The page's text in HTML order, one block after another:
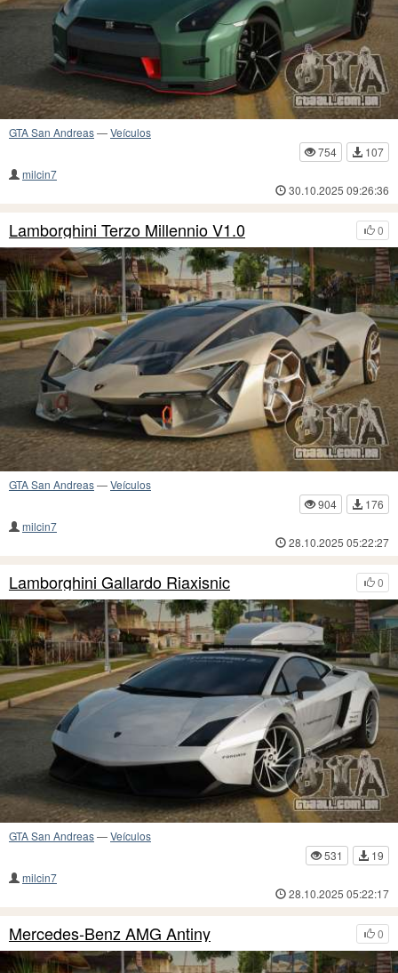
GTA San Andreas—Veículos
754
107
milcin7
30.10.2025 09:26:36
0
Lamborghini Terzo Millennio V1.0
GTA San Andreas—Veículos
904
176
milcin7
28.10.2025 05:22:27
0
Lamborghini Gallardo Riaxisnic
GTA San Andreas—Veículos
531
19
milcin7
28.10.2025 05:22:17
0
Mercedes-Benz AMG Antiny